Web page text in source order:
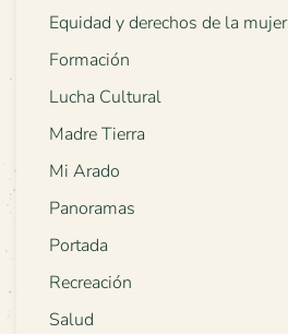
Equidad y derechos de la mujer
Formación
Lucha Cultural
Madre Tierra
Mi Arado
Panoramas
Portada
Recreación
Salud